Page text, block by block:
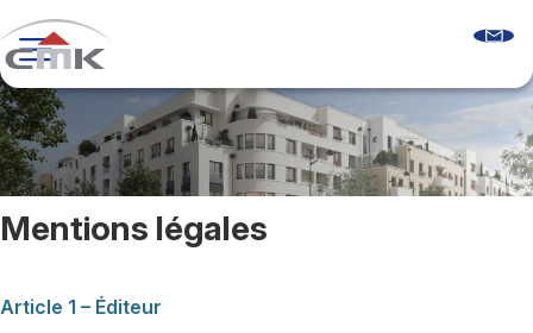
to
content
Programmes neufs
Logements récents
Le guide sur l’accession sociale
Comprendre les aides à l’accession
Glossaire & FAQ
Qui sommes-nous ?
Nos agences
Mentions légales
Article 1 – Éditeur